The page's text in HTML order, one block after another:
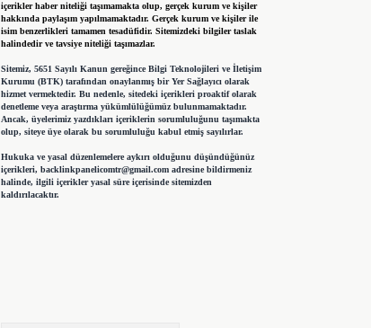
içerikler haber niteliği taşımamakta olup, gerçek kurum ve kişiler
hakkında paylaşım yapılmamaktadır. Gerçek kurum ve kişiler ile
isim benzerlikleri tamamen tesadüfidir. Sitemizdeki bilgiler taslak
halindedir ve tavsiye niteliği taşımazlar.
Sitemiz, 5651 Sayılı Kanun gereğince Bilgi Teknolojileri ve İletişim
Kurumu (BTK) tarafından onaylanmış bir Yer Sağlayıcı olarak
hizmet vermektedir. Bu nedenle, sitedeki içerikleri proaktif olarak
denetleme veya araştırma yükümlülüğümüz bulunmamaktadır.
Ancak, üyelerimiz yazdıkları içeriklerin sorumluluğunu taşımakta
olup, siteye üye olarak bu sorumluluğu kabul etmiş sayılırlar.
Hukuka ve yasal düzenlemelere aykırı olduğunu düşündüğünüz
içerikleri, backlinkpanelicomtr@gmail.comadresine bildirmeniz
halinde, ilgili içerikler yasal süre içerisinde sitemizden
kaldırılacaktır.